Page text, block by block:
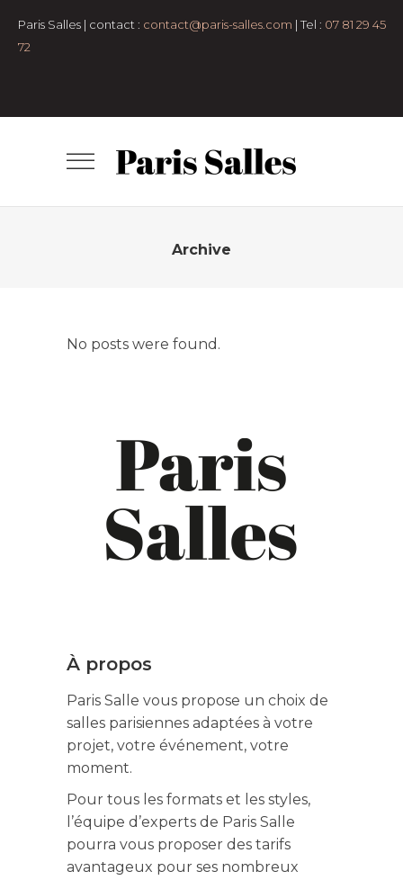
Paris Salles | contact : contact@paris-salles.com | Tel : 07 81 29 45
72
Archive
No posts were found.
À propos
Paris Salle vous propose un choix de
salles parisiennes adaptées à votre
projet, votre événement, votre
moment.
Pour tous les formats et les styles,
l’équipe d’experts de Paris Salle
pourra vous proposer des tarifs
avantageux pour ses nombreux